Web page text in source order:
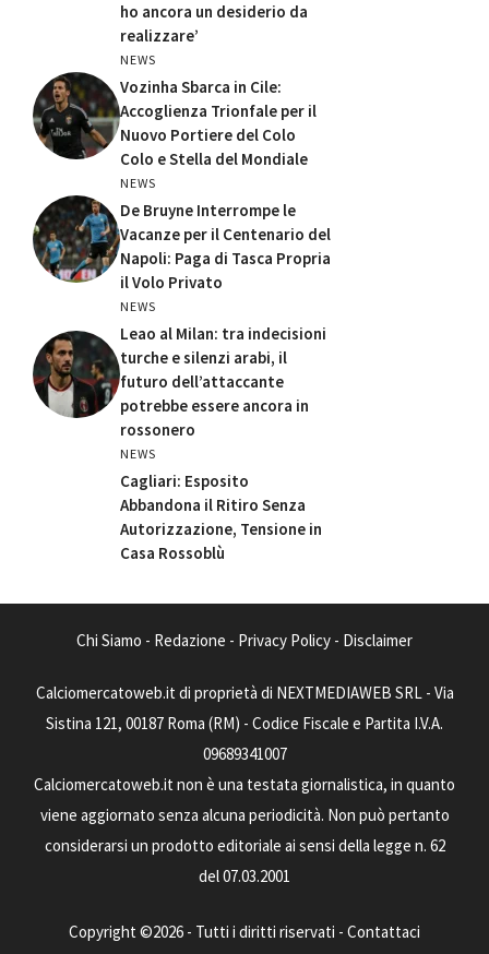
ho ancora un desiderio da
realizzare’
NEWS
Vozinha Sbarca in Cile:
Accoglienza Trionfale per il
Nuovo Portiere del Colo
Colo e Stella del Mondiale
NEWS
De Bruyne Interrompe le
Vacanze per il Centenario del
Napoli: Paga di Tasca Propria
il Volo Privato
NEWS
Leao al Milan: tra indecisioni
turche e silenzi arabi, il
futuro dell’attaccante
potrebbe essere ancora in
rossonero
NEWS
Cagliari: Esposito
Abbandona il Ritiro Senza
Autorizzazione, Tensione in
Casa Rossoblù
Chi Siamo - Redazione - Privacy Policy - Disclaimer
Calciomercatoweb.it di proprietà di NEXTMEDIAWEB SRL - Via
Sistina 121, 00187 Roma (RM) - Codice Fiscale e Partita I.V.A.
09689341007
Calciomercatoweb.it non è una testata giornalistica, in quanto
viene aggiornato senza alcuna periodicità. Non può pertanto
considerarsi un prodotto editoriale ai sensi della legge n. 62
del 07.03.2001
Copyright ©2026 - Tutti i diritti riservati - Contattaci